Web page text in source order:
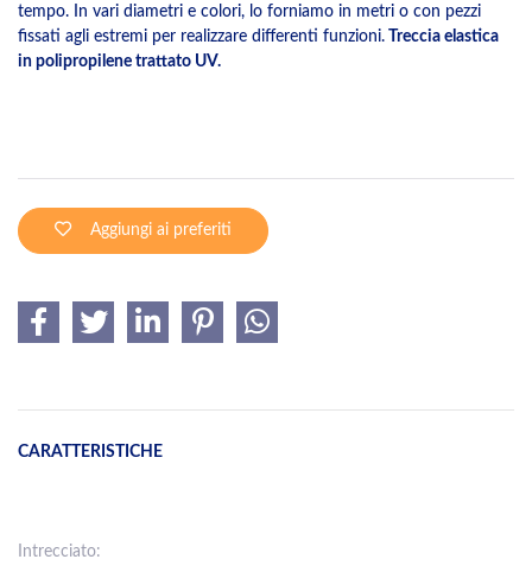
tempo. In vari diametri e colori, lo forniamo in metri o con pezzi
fissati agli estremi per realizzare differenti funzioni. Treccia elastica
in polipropilene trattato UV.
Aggiungi ai preferiti
CARATTERISTICHE
Intrecciato: